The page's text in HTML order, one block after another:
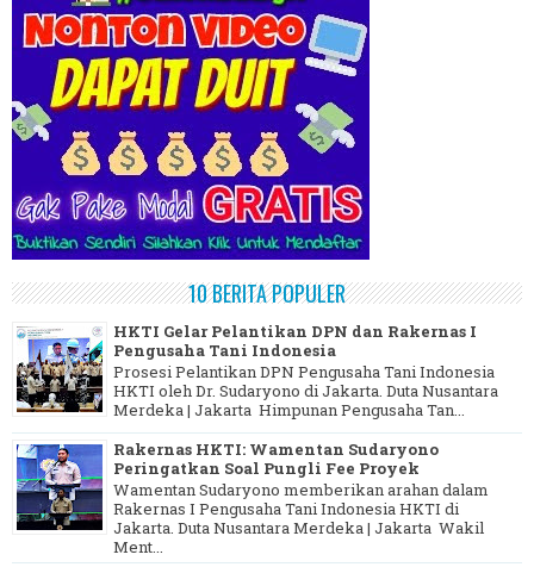
10 BERITA POPULER
HKTI Gelar Pelantikan DPN dan Rakernas I
Pengusaha Tani Indonesia
Prosesi Pelantikan DPN Pengusaha Tani Indonesia
HKTI oleh Dr. Sudaryono di Jakarta. Duta Nusantara
Merdeka | Jakarta Himpunan Pengusaha Tan...
Rakernas HKTI: Wamentan Sudaryono
Peringatkan Soal Pungli Fee Proyek
Wamentan Sudaryono memberikan arahan dalam
Rakernas I Pengusaha Tani Indonesia HKTI di
Jakarta. Duta Nusantara Merdeka | Jakarta Wakil
Ment...